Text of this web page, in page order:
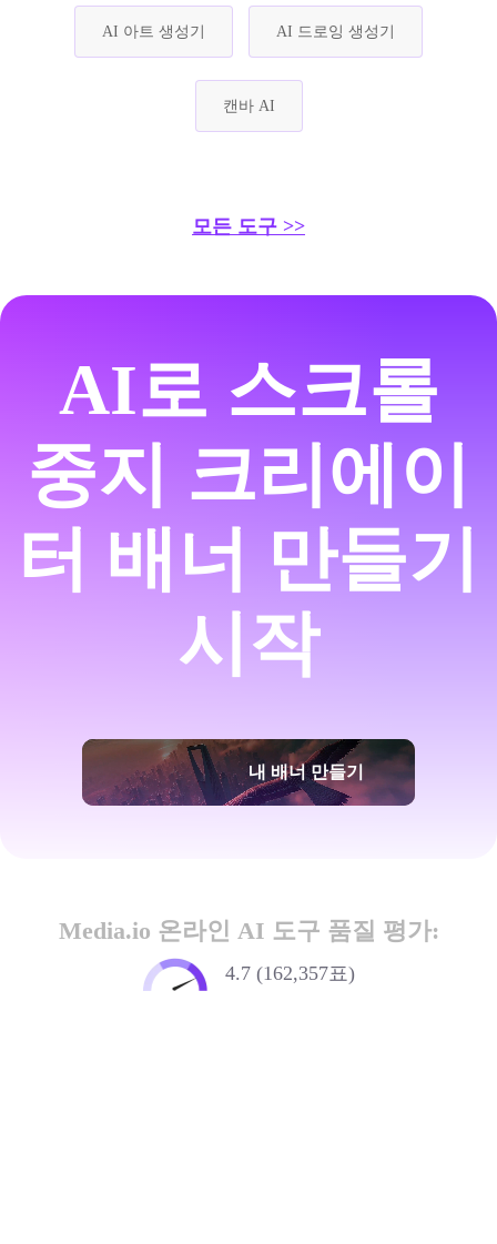
AI 아트 생성기 AI 드로잉 생성기
캔바 AI
모든 도구 >>
AI로 스크롤
중지 크리에이
터 배너 만들기
시작
내 배너 만들기
Media.io 온라인 AI 도구 품질 평가:
4.7 (162,357표)